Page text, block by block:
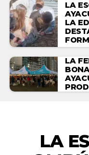
LA
LA
LA
LA